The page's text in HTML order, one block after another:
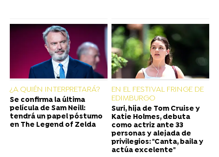
¿A QUIÉN INTERPRETARÁ?
Se confirma la última
película de Sam Neill:
tendrá un papel póstumo
en The Legend of Zelda
EN EL FESTIVAL FRINGE DE
EDIMBURGO
Suri, hija de Tom Cruise y
Katie Holmes, debuta
como actriz ante 33
personas y alejada de
privilegios: "Canta, baila y
actúa excelente"